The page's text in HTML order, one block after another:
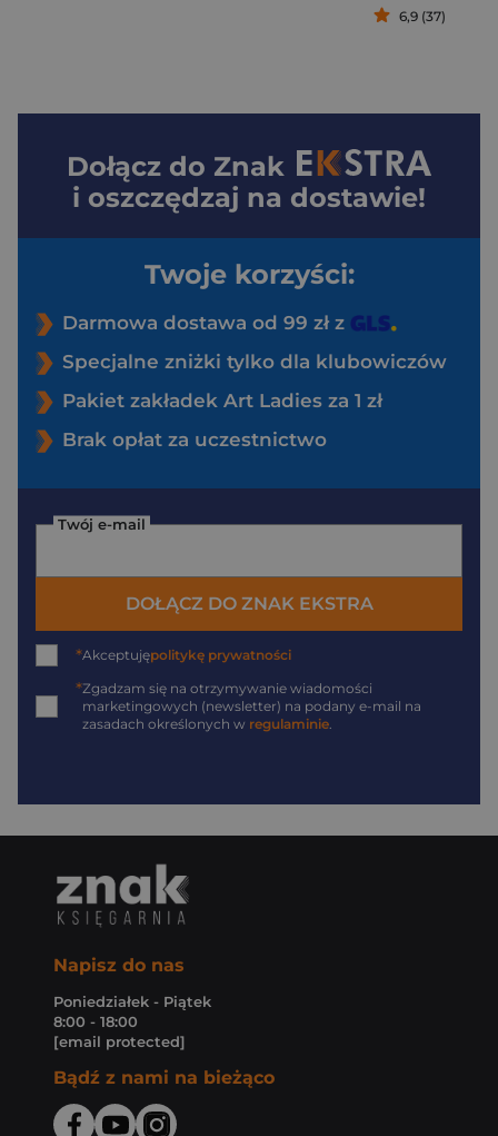
6,9 (37)
Dołącz do Znak
i oszczędzaj na dostawie!
Twoje korzyści:
Darmowa dostawa od 99 zł z
Specjalne zniżki tylko dla klubowiczów
Pakiet zakładek Art Ladies za 1 zł
Brak opłat za uczestnictwo
Twój e-mail
DOŁĄCZ DO ZNAK EKSTRA
*Akceptujępolitykę prywatności
*Zgadzam się na otrzymywanie wiadomości
marketingowych (newsletter) na podany e-mail na
zasadach określonych w regulaminie
Napisz do nas
Poniedziałek - Piątek
8:00 - 18:00
[email protected]
Bądź z nami na bieżąco